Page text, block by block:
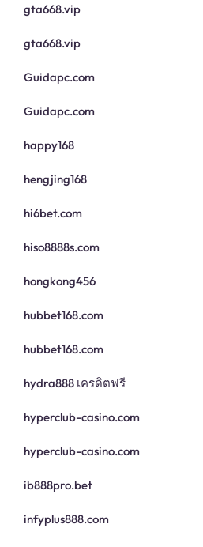
gta668.vip
gta668.vip
Guidapc.com
Guidapc.com
happy168
hengjing168
hi6bet.com
hiso8888s.com
hongkong456
hubbet168.com
hubbet168.com
hydra888 เครดิตฟรี
hyperclub-casino.com
hyperclub-casino.com
ib888pro.bet
infyplus888.com